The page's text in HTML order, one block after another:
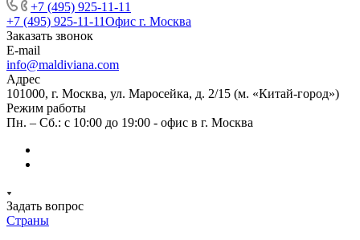
+7 (495) 925-11-11
+7 (495) 925-11-11Офис г. Москва
Заказать звонок
E-mail
info@maldiviana.com
Адрес
101000, г. Москва, ул. Маросейка, д. 2/15 (м. «Китай-город»)
Режим работы
Пн. – Сб.: с 10:00 до 19:00 - офис в г. Москва
Задать вопрос
Страны